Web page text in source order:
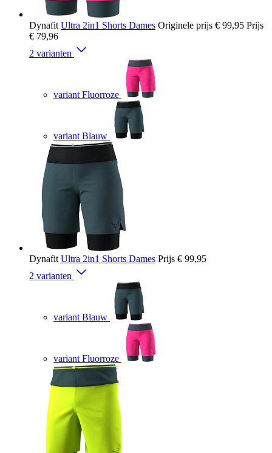
Dynafit Ultra 2in1 Shorts Dames Originele prijs € 99,95 Prijs
€ 79,96
2 varianten
variant Fluorroze
variant Blauw
Dynafit Ultra 2in1 Shorts Dames Prijs € 99,95
2 varianten
variant Blauw
variant Fluorroze